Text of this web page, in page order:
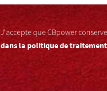
J'accepte que CBpower
dans la politique de traitement